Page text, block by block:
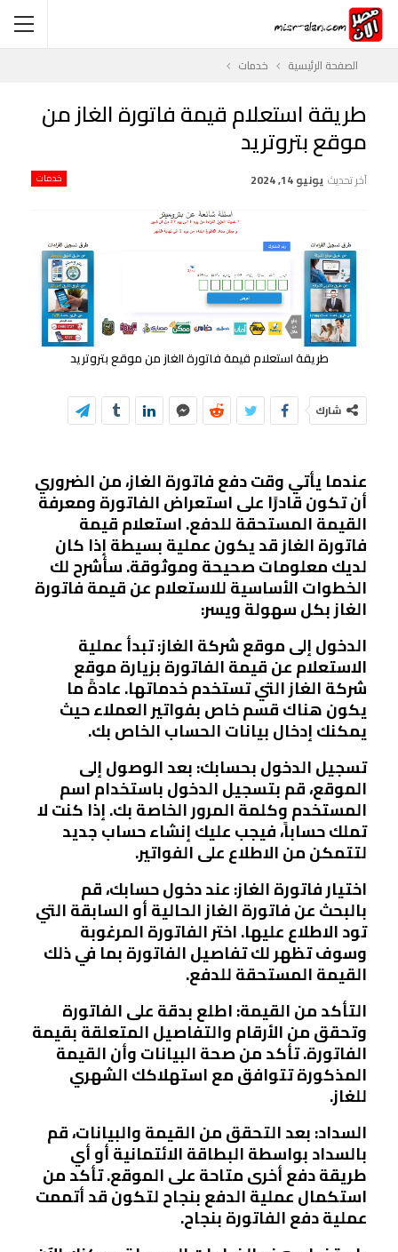
الصفحة الرئيسية خدمات
طريقة استعلام قيمة فاتورة الغاز من
موقع بتروتريد
خدمات آخر تحديث يونيو 14, 2024
طريقة استعلام قيمة فاتورة الغاز من موقع بتروتريد
شارك
عندما يأتي وقت دفع فاتورة الغاز، من الضروري
أن تكون قادرًا على استعراض الفاتورة ومعرفة
القيمة المستحقة للدفع. استعلام قيمة
فاتورة الغاز قد يكون عملية بسيطة إذا كان
لديك معلومات صحيحة وموثوقة. سأشرح لك
الخطوات الأساسية للاستعلام عن قيمة فاتورة
الغاز بكل سهولة ويسر:
الدخول إلى موقع شركة الغاز: تبدأ عملية
الاستعلام عن قيمة الفاتورة بزيارة موقع
شركة الغاز التي تستخدم خدماتها. عادةً ما
يكون هناك قسم خاص بفواتير العملاء حيث
يمكنك إدخال بيانات الحساب الخاص بك.
تسجيل الدخول بحسابك: بعد الوصول إلى
الموقع، قم بتسجيل الدخول باستخدام اسم
المستخدم وكلمة المرور الخاصة بك. إذا كنت لا
تملك حساباً، فيجب عليك إنشاء حساب جديد
لتتمكن من الاطلاع على الفواتير.
اختيار فاتورة الغاز: عند دخول حسابك، قم
بالبحث عن فاتورة الغاز الحالية أو السابقة التي
تود الاطلاع عليها. اختر الفاتورة المرغوبة
وسوف تظهر لك تفاصيل الفاتورة بما في ذلك
القيمة المستحقة للدفع.
التأكد من القيمة: اطلع بدقة على الفاتورة
وتحقق من الأرقام والتفاصيل المتعلقة بقيمة
الفاتورة. تأكد من صحة البيانات وأن القيمة
المذكورة تتوافق مع استهلاكك الشهري
للغاز.
السداد: بعد التحقق من القيمة والبيانات، قم
بالسداد بواسطة البطاقة الائتمانية أو أي
طريقة دفع أخرى متاحة على الموقع. تأكد من
استكمال عملية الدفع بنجاح لتكون قد أتممت
عملية دفع الفاتورة بنجاح.